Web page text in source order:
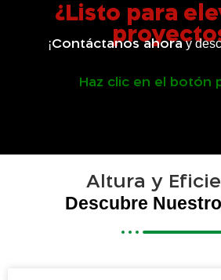
¿Listo para
¡Contáctanos ahoray
Haz clic en el botón
Altura y
Descubre